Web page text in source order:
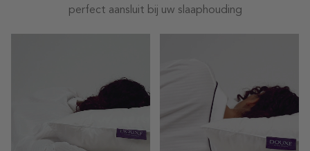
perfect aansluit bij uw slaaphouding